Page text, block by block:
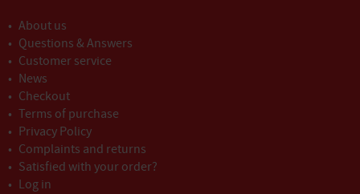
About us
Questions & Answers
Customer service
News
Checkout
Terms of purchase
Privacy Policy
Complaints and returns
Satisfied with your order?
Log in